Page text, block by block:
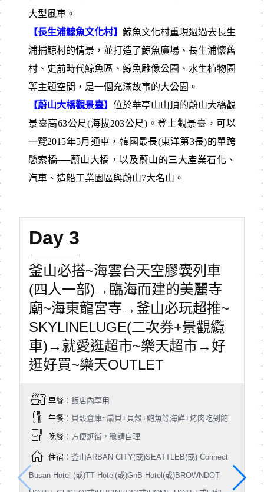
大型風車。
【長生浦鯨魚文化村】 鯨魚文化村重現過過去長生
浦捕鯨村的情景，並打造了鯨魚廣場、長生浦懷舊
村、史前時代鯨魚區、鯨魚雕像公園、水生植物園
等主題空間，是一個充滿故事的大公園。
【蔚山大橋觀景臺】 位於華亭山山頂的蔚山大橋觀
景臺高63公尺(海拔203公尺)。登上觀景臺，可以
一覽2015年5月通車，韓國最長(東洋第3長)的單跨
懸索橋──蔚山大橋，以及蔚山的三大產業石化、
汽車、造船工業園區與蔚山7大名山。
Day 3
釜山必搭~海雲台天空膠囊列車
(四人一部)→臨海而建的美麗寺
廟~海東龍宮寺→釜山必玩超推~
SKYLINELUGE(二次券+景觀纜
車)→就愛逛超市~樂天超市→好
逛好買~樂天OUTLET
早餐：飯店內享用
午餐：貝殼倉庫~扇貝+貝殼+鮑魚等海鮮+烤肉吃到飽
晚餐：方便逛街，敬請自理
住宿：釜山ARBAN CITY(或)SEATTLEB(或) Connect
Busan Hotel (或)TT Hotel(或)GnB Hotel(或)BROWNDOT